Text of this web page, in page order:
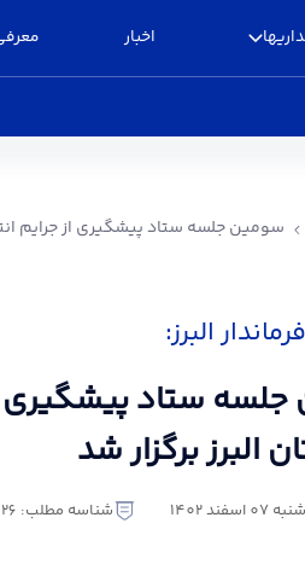
اخبار
سومین جلسه ستاد پیشگیری از جرایم
البرز:
ستاد پیشگیری
البرز برگزار شد
اسفند 1402 شناسه مطلب: 1211026